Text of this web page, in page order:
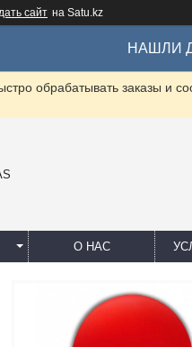
сайт на Satu.kz
НАШЛИ
обрабатывать заказы и
О НАС